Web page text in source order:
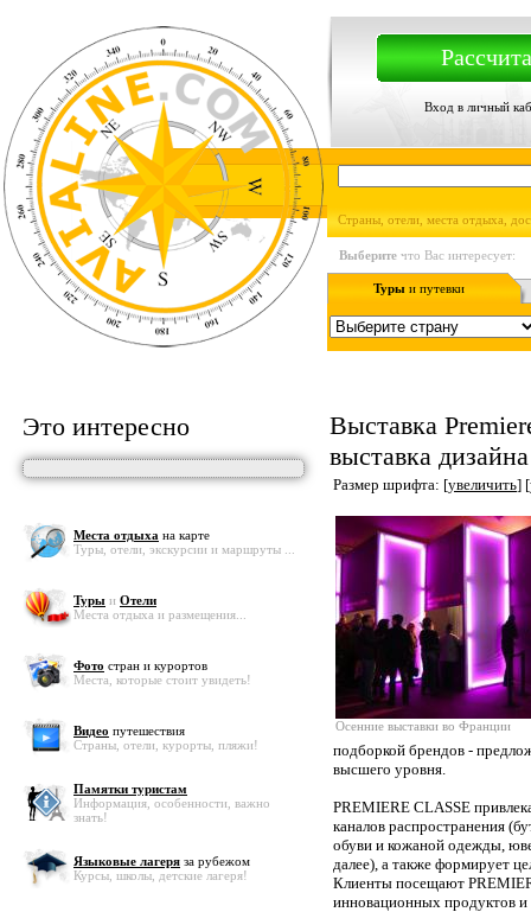
Вход в личный
Страны, отели, места отдыха,
Выберите что Вас интересует:
Туры и путевки
Это интересно
Места отдыха на карте
Туры, отели, экскурсии и маршруты ...
Туры и Отели
Места отдыха и размещения...
Фото стран и курортов
Места, которые стоит увидеть!
Видео путешествия
Страны, отели, курорты, пляжи!
Памятки туристам
Информация, особенности, важно
знать!
Языковые лагеря за рубежом
Курсы, школы, детские лагеря!
Выставка
выставка дизайна
Размер шрифта: [увеличить] [
Осенние выставки во Франции
подборкой брендов -
высшего уровня.
PREMIERE CLASSE
каналов распространения
обуви и кожаной одежды,
далее), а также формирует
Клиенты посещают
инновационных продуктов и